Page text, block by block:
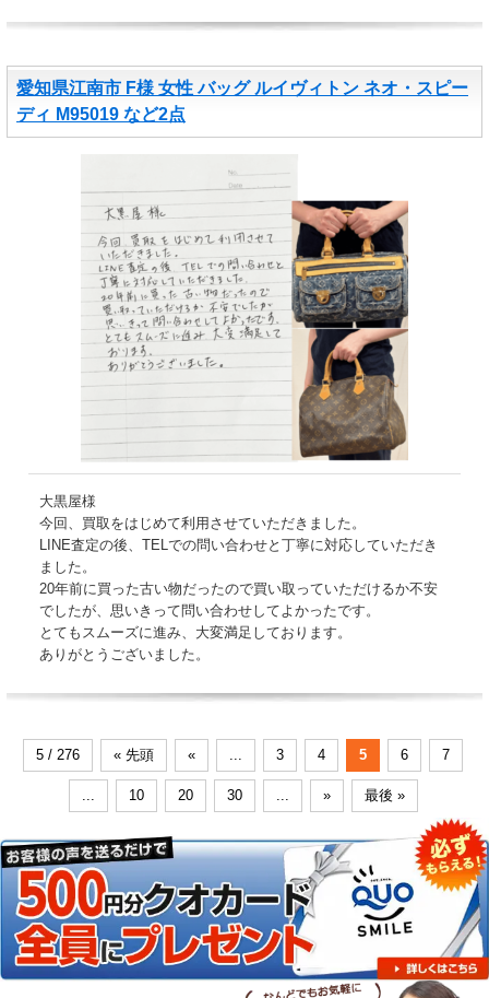
愛知県江南市 F様 女性 バッグ ルイヴィトン ネオ・スピー
ディ M95019 など2点
大黒屋様
今回、買取をはじめて利用させていただきました。
LINE査定の後、TELでの問い合わせと丁寧に対応していただき
ました。
20年前に買った古い物だったので買い取っていただけるか不安
でしたが、思いきって問い合わせしてよかったです。
とてもスムーズに進み、大変満足しております。
ありがとうございました。
5 / 276 « 先頭 « 3 4 5 6 7
10 20 30 » 最後 »